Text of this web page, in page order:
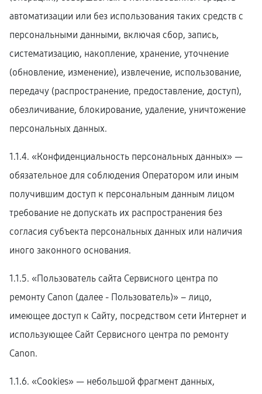
автоматизации или без использования таких средств с
персональными данными, включая сбор, запись,
систематизацию, накопление, хранение, уточнение
(обновление, изменение), извлечение, использование,
передачу (распространение, предоставление, доступ),
обезличивание, блокирование, удаление, уничтожение
персональных данных.
1.1.4. «Конфиденциальность персональных данных» —
обязательное для соблюдения Оператором или иным
получившим доступ к персональным данным лицом
требование не допускать их распространения без
согласия субъекта персональных данных или наличия
иного законного основания.
1.1.5. «Пользователь сайта Сервисного центра по
ремонту Canon (далее ‑ Пользователь)» – лицо,
имеющее доступ к Сайту, посредством сети Интернет и
использующее Сайт Сервисного центра по ремонту
Canon.
1.1.6. «Cookies» — небольшой фрагмент данных,